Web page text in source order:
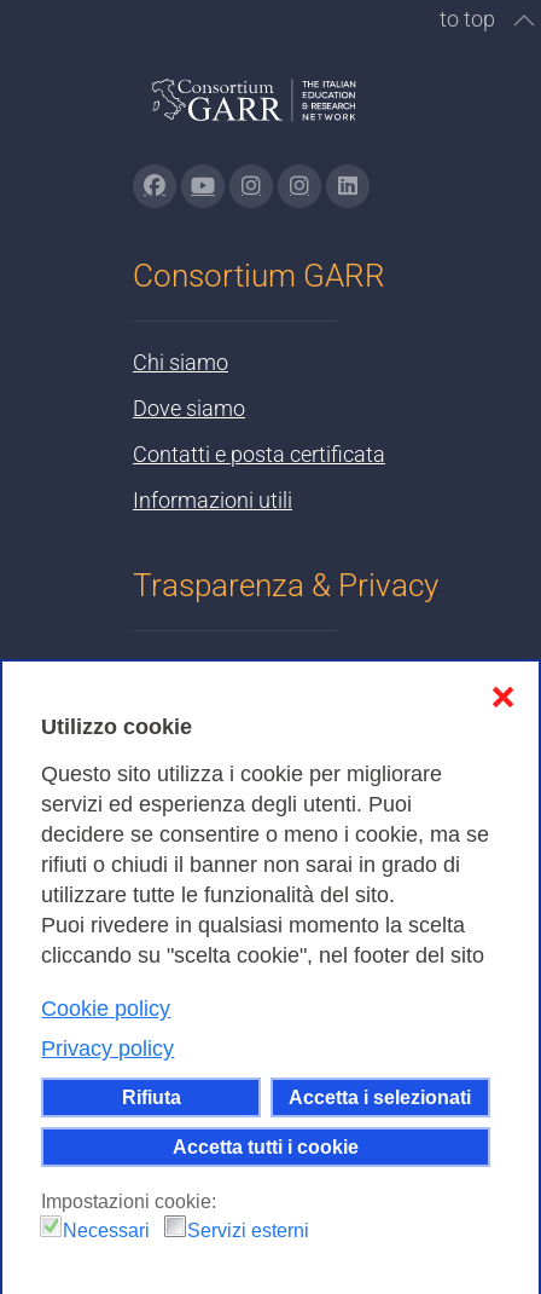
Utilizzo cookie
Questo sito utilizza i cookie per migliorare
servizi ed esperienza degli utenti. Puoi
decidere se consentire o meno i cookie, ma se
rifiuti o chiudi il banner non sarai in grado di
utilizzare tutte le funzionalità del sito.
Puoi rivedere in qualsiasi momento la scelta
cliccando su "scelta cookie", nel footer del sito
Cookie policy
Privacy policy
Rifiuta Accetta i selezionati
Accetta tutti i cookie
❌
Impostazioni cookie:
Necessari
Servizi esterni
to top
Consortium GARR
Chi siamo
Dove siamo
Contatti e posta certificata
Informazioni utili
Trasparenza & Privacy
Cookies Policy
Amministrazione trasparente
Bandi di Gara
Consortium GARR - Via dei Tizii, 6 - 00185 Roma | Tel.
| CF 97284570583 – PI 07577141000 | Codice
Destinatario 7EU9KEU |
Il contenuto di questo sito e' rilasciato, tranne dove
altrimenti indicato, secondo i termini della licenza
Creative Commons
stesso modo 4.0 Internazionale.